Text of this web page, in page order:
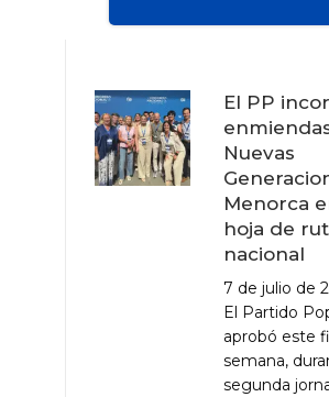
El PP
Nuevas
Menorca
hoja de
nacional
7 de julio de
El Partido
aprobó este
semana,
segunda